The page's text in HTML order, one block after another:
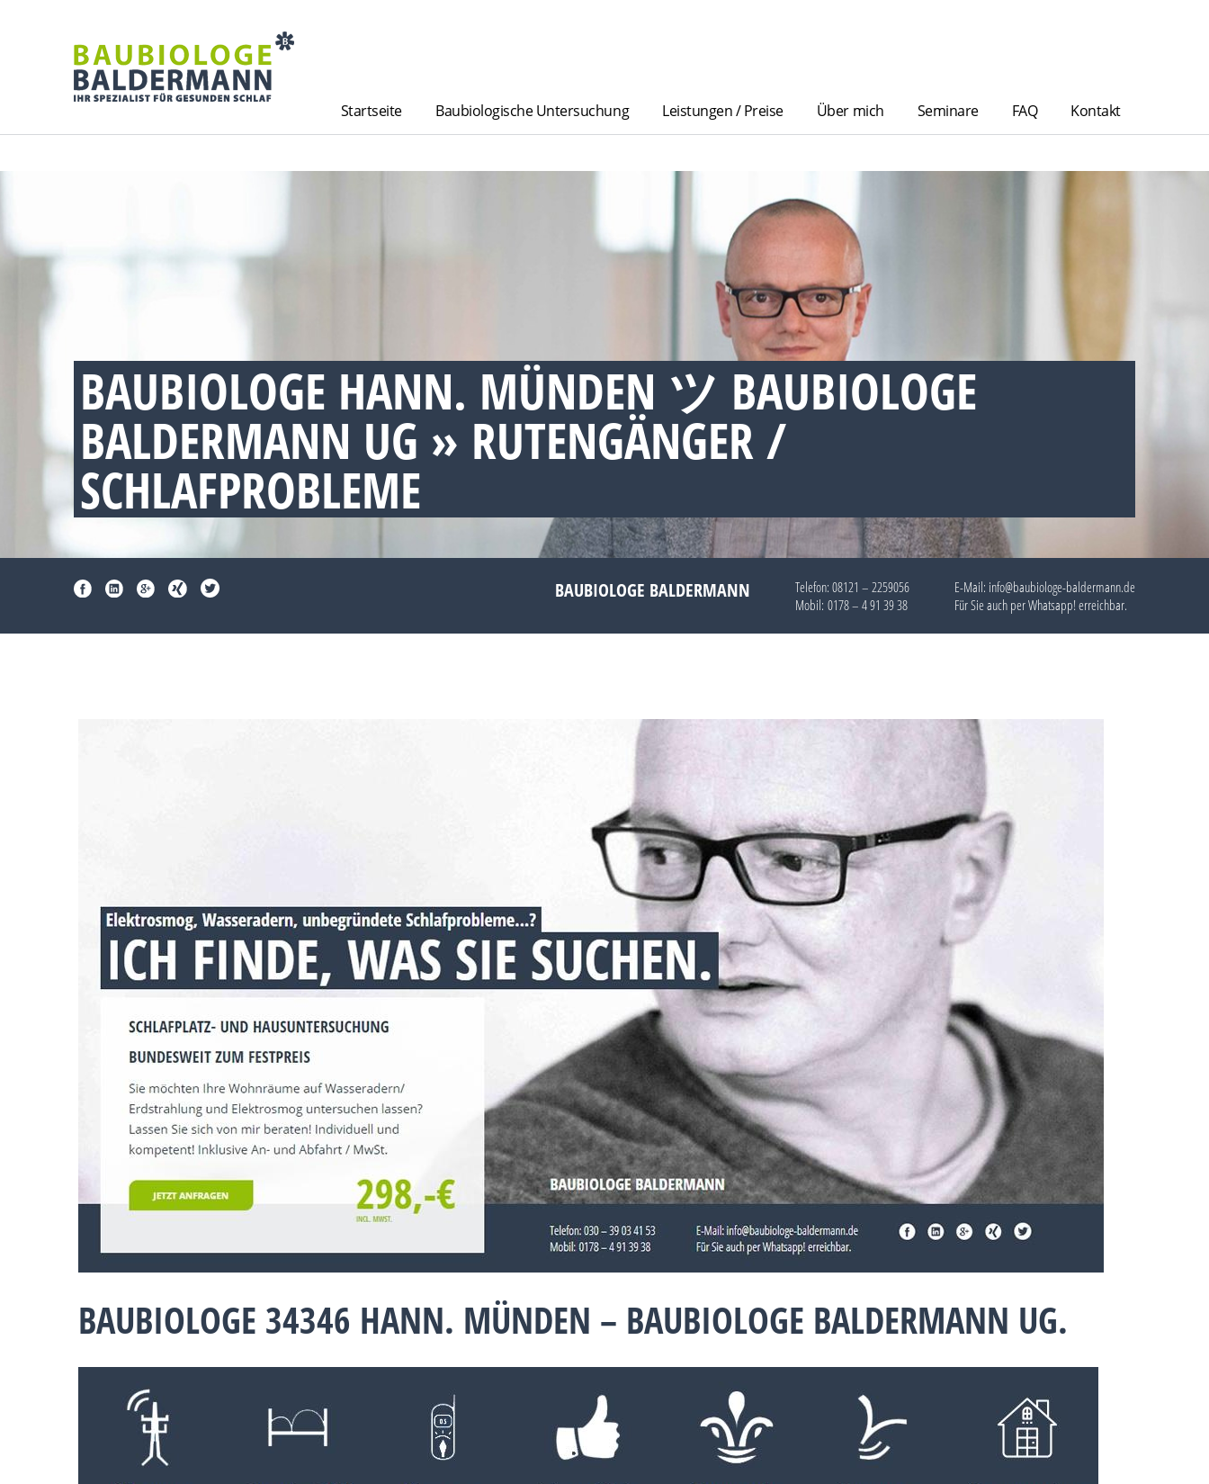
Startseite Baubiologische Untersuchung Leistungen / Preise Über mich Seminare FAQ Kontakt
BAUBIOLOGE HANN. MÜNDEN ツ BAUBIOLOGE
BALDERMANN UG » RUTENGÄNGER /
SCHLAFPROBLEME
BAUBIOLOGE BALDERMANN Telefon: 08121 – 2259056
Mobil: 0178 – 4 91 39 38
E-Mail: info@baubiologe-baldermann.de
Für Sie auch perWhatsapp!erreichbar.
BAUBIOLOGE 34346 HANN. MÜNDEN – BAUBIOLOGE BALDERMANN UG.